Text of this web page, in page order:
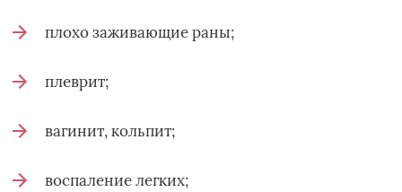
плохо заживающие раны;
плеврит;
вагинит, кольпит;
воспаление легких;